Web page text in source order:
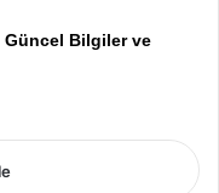
Güncel Bilgiler ve